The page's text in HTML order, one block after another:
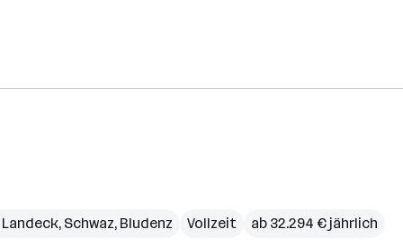
Landeck, Schwaz, Bludenz Vollzeit ab 32.294 € jährlich